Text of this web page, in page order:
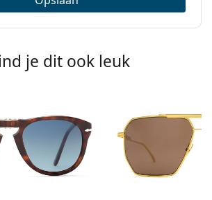
je dit ook leuk